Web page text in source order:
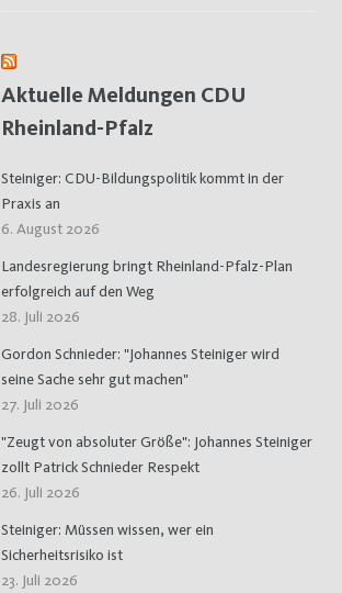
Aktuelle Meldungen CDU
Rheinland-Pfalz
Steiniger: CDU-Bildungspolitik kommt in der
Praxis an
6. August 2026
Landesregierung bringt Rheinland-Pfalz-Plan
erfolgreich auf den Weg
28. Juli 2026
Gordon Schnieder: "Johannes Steiniger wird
seine Sache sehr gut machen"
27. Juli 2026
"Zeugt von absoluter Größe": Johannes Steiniger
zollt Patrick Schnieder Respekt
26. Juli 2026
Steiniger: Müssen wissen, wer ein
Sicherheitsrisiko ist
23. Juli 2026